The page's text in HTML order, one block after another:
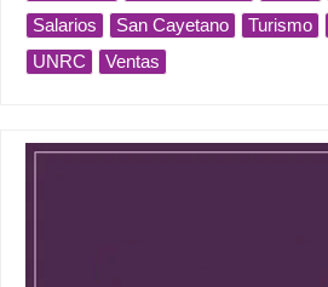
Salarios
San Cayetano Turismo
UNRC
Ventas